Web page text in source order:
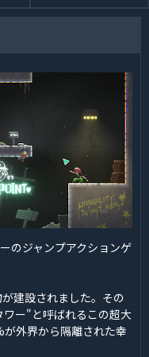
のジャンプアクションゲ
建設されました。その
ー"と呼ばれるこの超大
外界から隔離された幸